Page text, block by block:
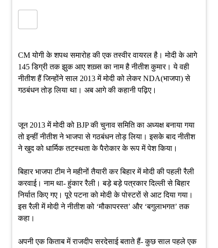
CM योगी के शपथ समारोह की एक तस्वीर वायरल है। मोदी के आगे
145 डिग्री तक झुक आए शख़्स का नाम है नीतीश कुमार। ये वही
नीतीश हैं जिन्होंने साल 2013 में मोदी को लेकर NDA(भाजपा) से
गठबंधन तोड़ लिया था। अब आगे की कहानी पढ़िए।
जून 2013 में मोदी को BJP की चुनाव समिति का अध्यक्ष बनाया गया
तो इन्हीं नीतीश ने भाजपा से गठबंधन तोड़ लिया। इसके बाद नीतीश
ने खुद को धार्मिक तटस्थता के पैरोकार के रूप में पेश किया।
बिहार भाजपा टीम ने महीनों तैयारी कर बिहार में मोदी की पहली रैली
करवाई। नाम था- हुंकार रैली। बड़े बड़े पत्रकार दिल्ली से बिहार
निर्यात किए गए। पूरे पटना को मोदी के पोस्टरों से आट दिया गया।
इस रैली में मोदी ने नीतीश को ‘मौकापरस्त’ और ‘बगुलाभगत’ तक
कहा।
अपनी एक किताब में राजदीप सरदेसाई बताते हैं- कुछ साल पहले एक